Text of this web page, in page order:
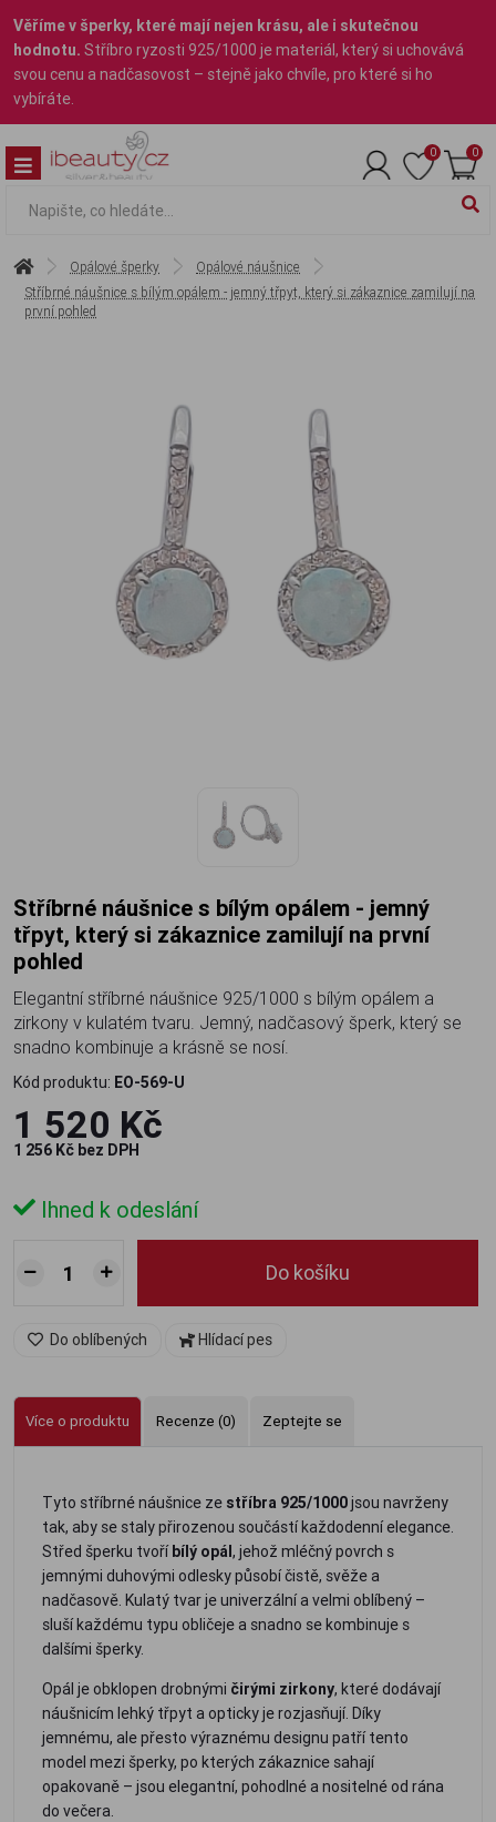
Věříme v šperky, které mají nejen krásu, ale i skutečnou
hodnotu. Stříbro ryzosti 925/1000 je materiál, který si uchovává
svou cenu a nadčasovost – stejně jako chvíle, pro které si ho
vybíráte.
0 0
Opálové šperky
Opálové náušnice
Stříbrné náušnice s bílým opálem - jemný třpyt, který si zákaznice zamilují na
první pohled
Stříbrné náušnice s bílým opálem - jemný
třpyt, který si zákaznice zamilují na první
pohled
Elegantní stříbrné náušnice 925/1000 s bílým opálem a
zirkony v kulatém tvaru. Jemný, nadčasový šperk, který se
snadno kombinuje a krásně se nosí.
Kód produktu: EO-569-U
1 520 Kč
1 256 Kč bez DPH
Ihned k odeslání
Do košíku
Do oblíbených Hlídací pes
Více o produktu Recenze (0) Zeptejte se
Tyto stříbrné náušnice ze stříbra 925/1000jsou navrženy
tak, aby se staly přirozenou součástí každodenní elegance.
Střed šperku tvoříbílý opál, jehož mléčný povrch s
jemnými duhovými odlesky působí čistě, svěže a
nadčasově. Kulatý tvar je univerzální a velmi oblíbený –
sluší každému typu obličeje a snadno se kombinuje s
dalšími šperky.
Opál je obklopen drobnými čirými zirkony, které dodávají
náušnicím lehký třpyt a opticky je rozjasňují. Díky
jemnému, ale přesto výraznému designu patří tento
model mezi šperky, po kterých zákaznice sahají
opakovaně – jsou elegantní, pohodlné a nositelné od rána
do večera.